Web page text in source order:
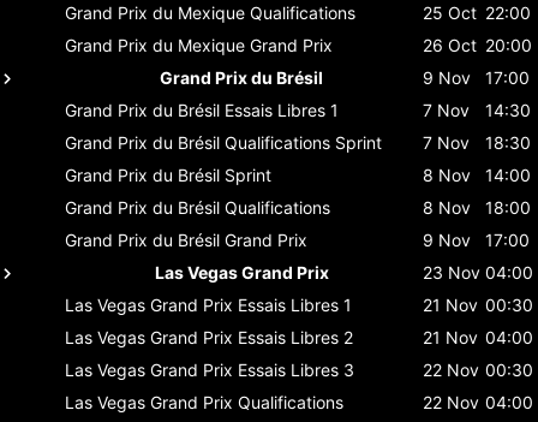
Grand Prix du Mexique Qualifications 25 Oct 22:00
Grand Prix du Mexique Grand Prix 26 Oct 20:00
Grand Prix du Brésil
9 Nov
17:00
Grand Prix du Brésil Essais Libres 1 7 Nov
14:30
Grand Prix du Brésil Qualifications Sprint 7 Nov
18:30
Grand Prix du Brésil Sprint 8 Nov
14:00
Grand Prix du Brésil Qualifications 8 Nov
18:00
Grand Prix du Brésil Grand Prix 9 Nov
17:00
Las Vegas Grand Prix
23 Nov 04:00
Las Vegas Grand Prix Essais Libres 1 21 Nov 00:30
Las Vegas Grand Prix Essais Libres 2 21 Nov 04:00
Las Vegas Grand Prix Essais Libres 3 22 Nov 00:30
Las Vegas Grand Prix Qualifications 22 Nov 04:00